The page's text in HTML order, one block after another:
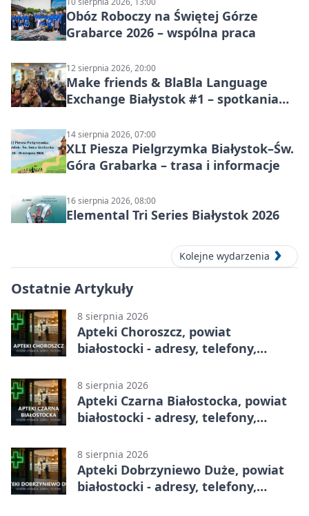
Obóz Roboczy na Świętej Górze
Grabarce 2026 – wspólna praca
12 sierpnia 2026, 20:00
Make friends & BlaBla Language
Exchange Białystok #1 – spotkania
14 sierpnia 2026, 07:00
XLI Piesza Pielgrzymka Białystok–Św.
Góra Grabarka – trasa i informacje
16 sierpnia 2026, 08:00
Elemental Tri Series Białystok 2026
Kolejne wydarzenia
Ostatnie Artykuły
8 sierpnia 2026
Apteki Choroszcz, powiat
białostocki - adresy, telefony,
8 sierpnia 2026
Apteki Czarna Białostocka, powiat
białostocki - adresy, telefony,
8 sierpnia 2026
Apteki Dobrzyniewo Duże, powiat
białostocki - adresy, telefony,